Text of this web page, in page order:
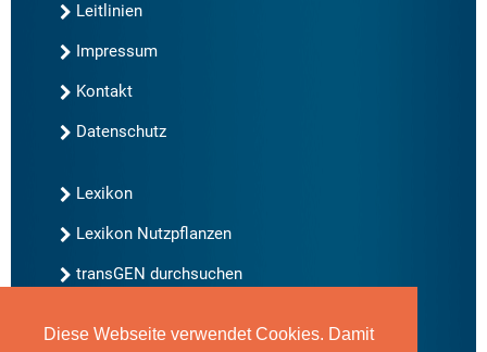
Diese Webseite verwendet Cookies. Damit
Leitlinien
Impressum
Kontakt
Datenschutz
Lexikon
Lexikon Nutzpflanzen
transGEN durchsuchen
Neu bei transGEN